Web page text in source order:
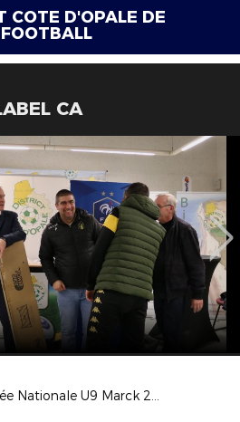
COTE D'OPALE DE
FOOTBALL
CA
Journée Nationale U9 Marck 2018